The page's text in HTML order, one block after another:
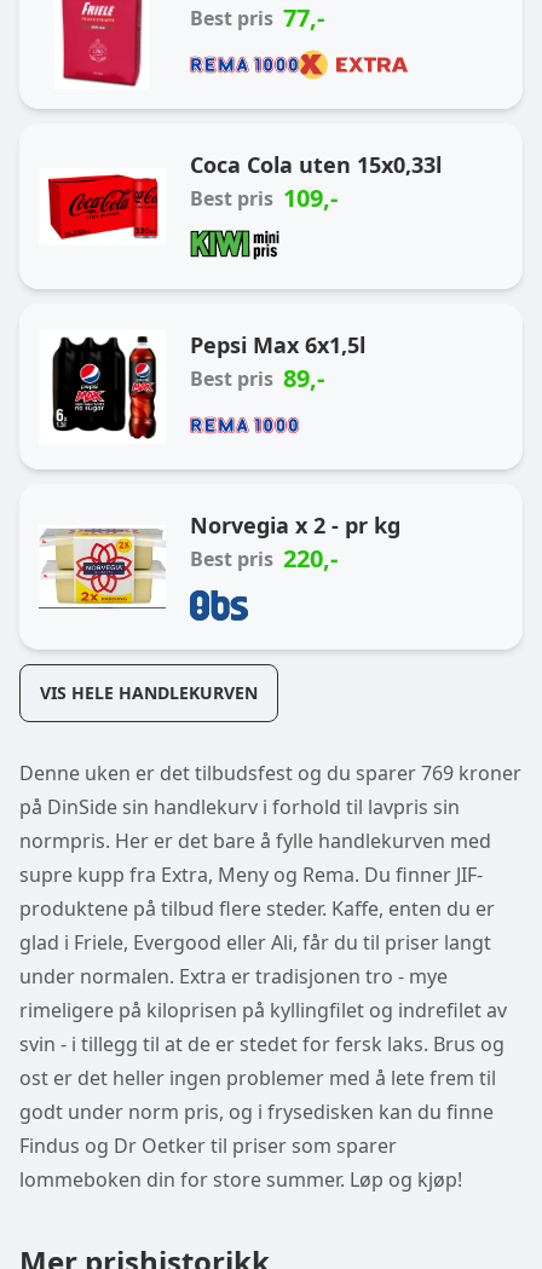
Best pris 77,-
Coca Cola uten 15x0,33l
Best pris 109,-
Pepsi Max 6x1,5l
Best pris 89,-
Norvegia x 2 - pr kg
Best pris 220,-
VIS HELE HANDLEKURVEN
Denne uken er det tilbudsfest og du sparer 769 kroner
på DinSide sin handlekurv i forhold til lavpris sin
normpris. Her er det bare å fylle handlekurven med
supre kupp fra Extra, Meny og Rema. Du finner JIF-
produktene på tilbud flere steder. Kaffe, enten du er
glad i Friele, Evergood eller Ali, får du til priser langt
under normalen. Extra er tradisjonen tro - mye
rimeligere på kiloprisen på kyllingfilet og indrefilet av
svin - i tillegg til at de er stedet for fersk laks. Brus og
ost er det heller ingen problemer med å lete frem til
godt under norm pris, og i frysedisken kan du finne
Findus og Dr Oetker til priser som sparer
lommeboken din for store summer. Løp og kjøp!